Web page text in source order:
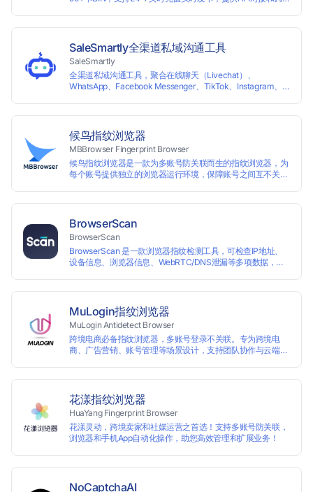
SaleSmartly全渠道私域沟通工具
SaleSmartly
全渠道私域沟通工具，聚合在线聊天（Livechat）、
WhatsApp、Facebook Messenger、TikTok、Instagram、
候鸟指纹浏览器
MBBrowser Fingerprint Browser
候鸟指纹浏览器是一款为多账号防关联而生的指纹浏览器，为
每个账号提供独立的浏览器运行环境，保障账号之间互不关
个账号的使用场景。 候鸟指纹浏览器适用于跨境电商多店铺运
营、海淘代购、Affiliate广告联盟、SEO优化、社交媒体营销
等多种行业应用。
BrowserScan
BrowserScan
BrowserScan 是一款浏览器指纹检测工具，可检查IP地址、
设备信息、浏览器信息、WebRTC/DNS泄漏等多项数据，保
MuLogin指纹浏览器
MuLogin Antidetect Browser
跨境电商必备指纹浏览器，多账号登录不关联。专为跨境电
商、广告营销、账号管理等场景设计，支持团队协作与云端管
花漾指纹浏览器
HuaYang Fingerprint Browser
花漾灵动，跨境卖家和社媒运营之首选！支持多账号防关联，
浏览器和手机App自动化操作，助您高效管理和扩展业务！
NoCaptchaAI